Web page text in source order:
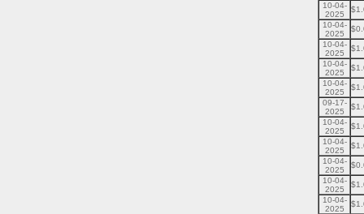
10-04-
2025
10-04-
2025
10-04-
2025
10-04-
2025
10-04-
2025
09-17-
2025
10-04-
2025
10-04-
2025
10-04-
2025
10-04-
2025
10-04-
2025